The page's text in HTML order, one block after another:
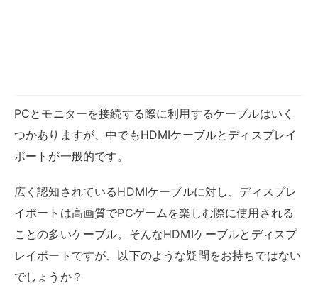
PCとモニターを接続する際に利用するケーブルはいく
つかありますが、中でもHDMIケーブルとディスプレイ
ポートが一般的です。
広く認知されているHDMIケーブルに対し、ディスプレ
イポートは高画質でPCゲームを楽しむ際に使用される
ことの多いケーブル。そんなHDMIケーブルとディスプ
レイポートですが、以下のような疑問をお持ちではない
でしょうか？